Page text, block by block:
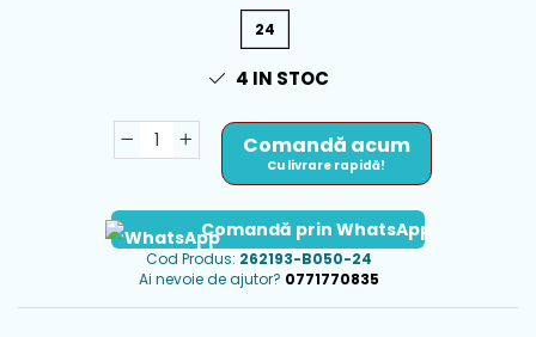
24
4 IN STOC
Comandă acum
Cu livrare rapidă!
Comandă prin WhatsApp
Cod Produs: 262193-B050-24
Ai nevoie de ajutor? 0771770835